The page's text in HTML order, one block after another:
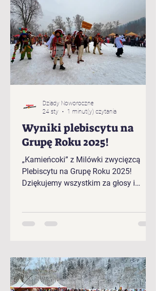
Wyniki plebiscytu na
Grupę Roku 2025!
„Kamieńcoki” z Milówki zwycięzcą
Plebiscytu na Grupę Roku 2025!
Dziękujemy wszystkim za głosy i
Dziady Noworoczne
24 sty
1 minut(y) czytania